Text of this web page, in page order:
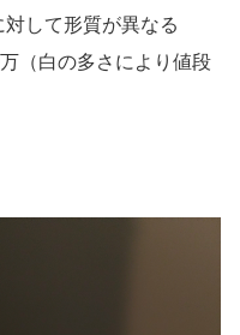
して形質が異なる
（白の多さにより値段